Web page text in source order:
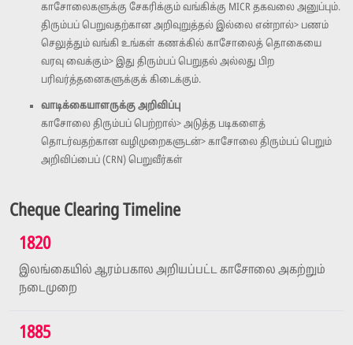
காசோலைகளுக்கு சேகரிக்கும் வங்கிக்கு MICR தகவலை அனுப்பும்.
திரும்பப் பெறுவதற்கான அறிவுறுத்தல் இல்லை என்றால்> பணம்
செலுத்தும் வங்கி உங்கள் கணக்கில் காசோலைத் தொகையை
வரவு வைக்கும்> இது திரும்பப் பெறுதல் அல்லது பிற
பரிவர்த்தனைகளுக்குக் கிடைக்கும்.
வாடிக்கையாளருக்கு அறிவிப்பு
காசோலை திரும்பப் பெற்றால்> அடுத்த படிகளைத்
தொடர்வதற்கான வழிமுறைகளுடன்> காசோலை திரும்பப் பெறும்
அறிவிப்பைப் (CRN) பெறுவீர்கள்
Cheque Clearing Timeline
1820
இலங்கையில் ஆரம்பகால அறியப்பட்ட காசோலை அகற்றும்
நடைமுறை
1885